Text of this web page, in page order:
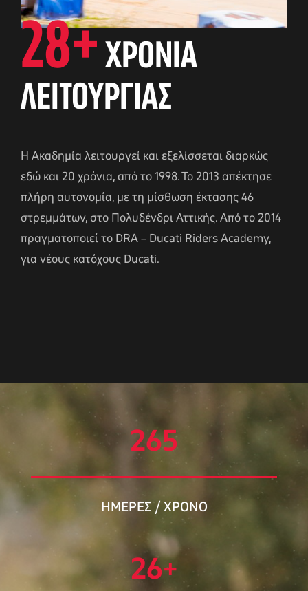
28+ΧΡΟΝΙΑ
ΛΕΙΤΟΥΡΓΙΑΣ
Η Ακαδημία λειτουργεί και εξελίσσεται διαρκώς
εδώ και 20 χρόνια, από το 1998. Το 2013 απέκτησε
πλήρη αυτονομία, με τη μίσθωση έκτασης 46
στρεμμάτων, στο Πολυδένδρι Αττικής. Από το 2014
πραγματοποιεί το DRA – Ducati Riders Academy,
για νέους κατόχους Ducati.
265
ΗΜΕΡΕΣ / ΧΡΟΝΟ
26+
στο